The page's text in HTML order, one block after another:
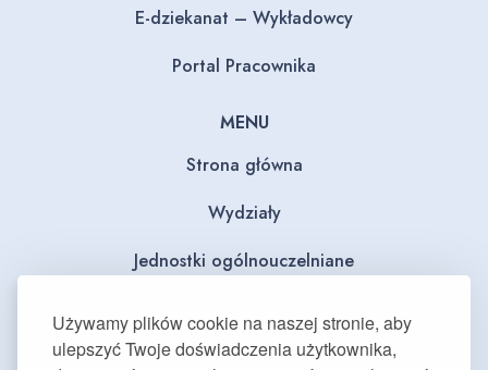
Używamy plików cookie na naszej stronie, aby
ulepszyć Twoje doświadczenia użytkownika,
E-dziekanat – Wykładowcy
Portal Pracownika
MENU
Strona główna
Wydziały
Jednostki ogólnouczelniane